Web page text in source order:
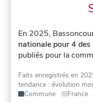
En 2025,
nationale pour 4
publiés pour la
Faits enregistrés en
tendance : évolution
Commune
France